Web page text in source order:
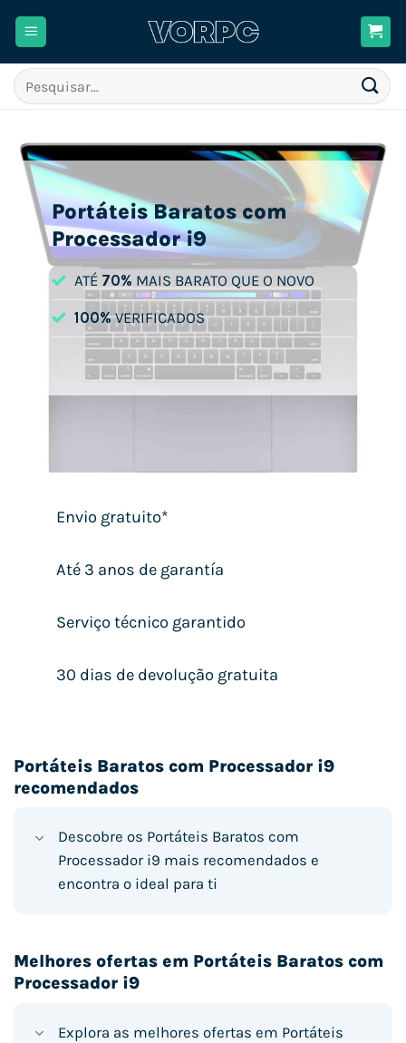
Pesquisar
por:
Portáteis Baratos com
Processador i9
ATÉ 70% MAIS BARATO QUE O NOVO
100%VERIFICADOS
Envio gratuito*
Até 3 anos de garantía
Serviço técnico garantido
30 dias de devolução gratuita
Portáteis Baratos com Processador i9
recomendados
Descobre os Portáteis Baratos com
Processador i9 mais recomendados e
encontra o ideal para ti
Melhores ofertas em Portáteis Baratos com
Processador i9
Explora as melhores ofertas em Portáteis